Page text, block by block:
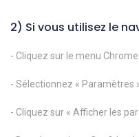
2) Si vous utilisez le
- Cliquez sur le menu
- Sélectionnez « Paramètres
- Cliquez sur « Afficher les